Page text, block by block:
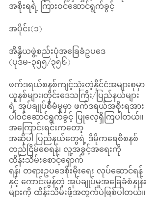
အစိုးရရဲ့ ကြားဝင်ဆောင်ရွက်ခွင့်
အပိုင်း(၁)
အိန္ဒိယဖွဲ့စည်းပုံအခြေခံဥပဒေ
(ပုဒ်မ-၃၅၅/၃၅၆)
ဖက်ဒရယ်စနစ်ကျင့်သုံးတဲ့နိုင်ငံအများစုမှာ
ယူနစ်များ၊တိုင်းဒေသကြီး/ပြည်နယ်များ
ရဲ့ အုပ်ချုပ်စီမံမှုမှာ ဖက်ဒရယ်အစိုးရအား
ပါဝင်ဆောင်ရွက်ခွင့် ပြုလေ့ရှိကြပါတယ်။
အကြောင်းရင်းကတော့
အဆိုပါ ပြည်နယ်တွေရဲ့ ဒီမိုကရေစီစနစ်
တည်ငြိမ်စေရန်၊ လူ့အခွင့်အရေးကို
ထိန်းသိမ်းစောင့်ရှောက်
ရန်၊ တရားဥပဒေစိုးမိုးရေး လုပ်ဆောင်ရန်
နှင့် ကောင်းမွန်တဲ့ အုပ်ချုပ်မှုအခြေခံစံနှုန်း
များကို ထိန်းသိမ်းဖို့အတွက်ပဲဖြစ်ပါတယ်။